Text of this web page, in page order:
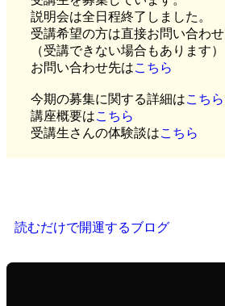
説明会は全日程終了しました。
受講希望の方は直接お問い合わせ
（受講できない場合もあります）
お問い合わせ先はこちら
今期の募集に関する詳細はこちら
講座概要はこちら
受講生さんの体験談はこちら
読むだけで開運するブログ